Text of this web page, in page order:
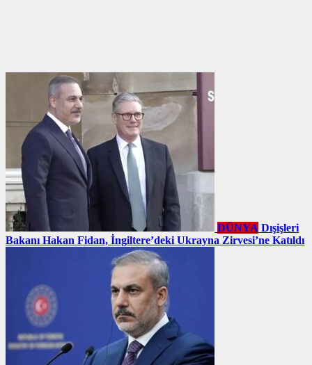
DÜNYA Dışişleri
Bakanı Hakan Fidan, İngiltere’deki Ukrayna Zirvesi’ne Katıldı